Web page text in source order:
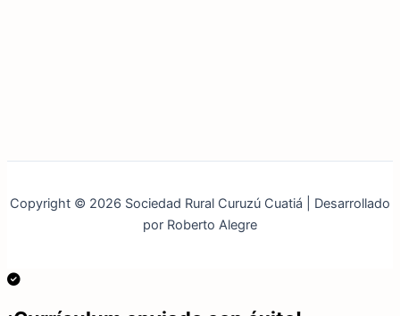
Copyright © 2026 Sociedad Rural Curuzú Cuatiá | Desarrollado
por Roberto Alegre